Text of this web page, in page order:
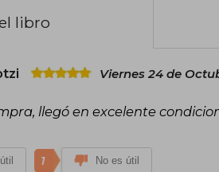
libro
Viernes 24 de
llegó en excelente
1 No es útil